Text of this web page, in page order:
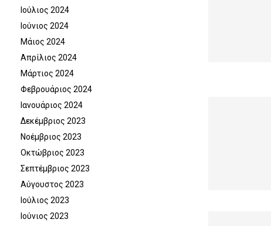
Ιούλιος 2024
Ιούνιος 2024
Μάιος 2024
Απρίλιος 2024
Μάρτιος 2024
Φεβρουάριος 2024
Ιανουάριος 2024
Δεκέμβριος 2023
Νοέμβριος 2023
Οκτώβριος 2023
Σεπτέμβριος 2023
Αύγουστος 2023
Ιούλιος 2023
Ιούνιος 2023